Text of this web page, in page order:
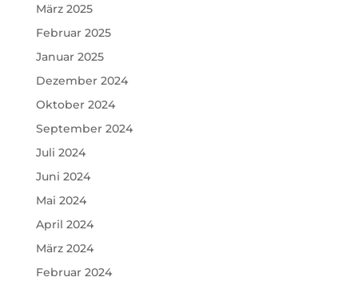
März 2025
Februar 2025
Januar 2025
Dezember 2024
Oktober 2024
September 2024
Juli 2024
Juni 2024
Mai 2024
April 2024
März 2024
Februar 2024